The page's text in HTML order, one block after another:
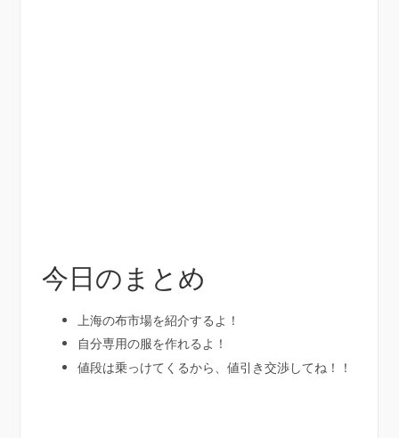
今日のまとめ
上海の布市場を紹介するよ！
自分専用の服を作れるよ！
値段は乗っけてくるから、値引き交渉してね！！